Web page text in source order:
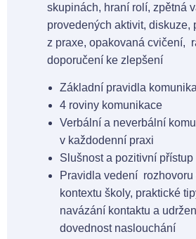
skupinách, hraní rolí, zpětná
provedených aktivit, diskuze,
z praxe, opakovaná cvičení,
doporučení ke zlepšení
Základní pravidla
4 roviny komunikace
Verbální a neverbální
v každodenní praxi
Slušnost a pozitivní přístup
Pravidla vedení rozhovoru
kontextu školy, praktické
navázání kontaktu a
dovednost naslouchání